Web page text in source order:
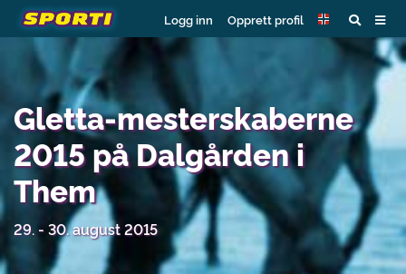
Logg inn Opprett profil
Gletta-mesterskaberne
2015 på Dalgården i
Them
29. - 30. august 2015